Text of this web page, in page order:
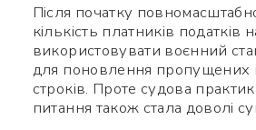
Після початку
кількість платників податків
використовувати воєнний
для поновлення пропущених
строків. Проте судова
питання також стала доволі